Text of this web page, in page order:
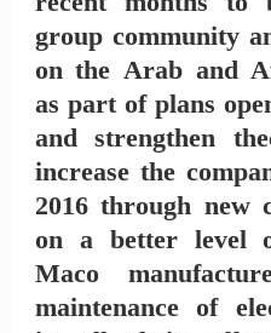
group community
on the Arab and
as part of plans
and strengthen
increase the
2016 through
on a better level
Maco
maintenance of